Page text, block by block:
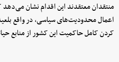
منتقدان معتقدند این اقدام نشان
اعمال محدودیت‌های سیاسی، در واقع
کردن کامل حاکمیت این کشور از منابع